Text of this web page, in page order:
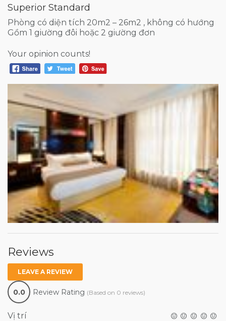
Superior Standard
Phòng có diện tích 20m2 – 26m2 , không có hướng
Gồm 1 giường đôi hoặc 2 giường đơn
Your opinion counts!
Reviews
LEAVE A REVIEW
0.0 Review Rating (Based on 0 reviews)
Vị trí